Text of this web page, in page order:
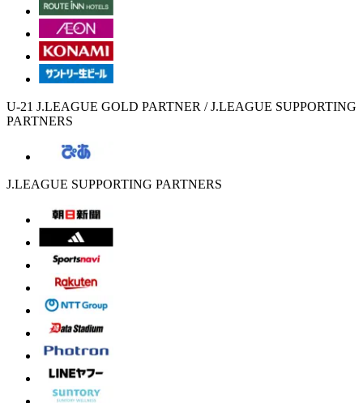
U-21 J.LEAGUE GOLD PARTNER / J.LEAGUE SUPPORTING
PARTNERS
J.LEAGUE SUPPORTING PARTNERS